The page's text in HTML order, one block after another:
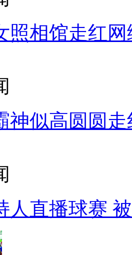
照相馆走红网
神似高圆圆走
人直播球赛